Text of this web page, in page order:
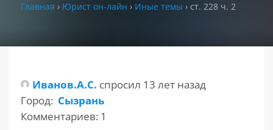
Задать вопрос
(WhatsApp)
Главная › Юрист он-лайн › Иные темы › ст. 228 ч. 2
Иванов.А.С. спросил 13 лет назад
Город: Сызрань
Комментариев: 1